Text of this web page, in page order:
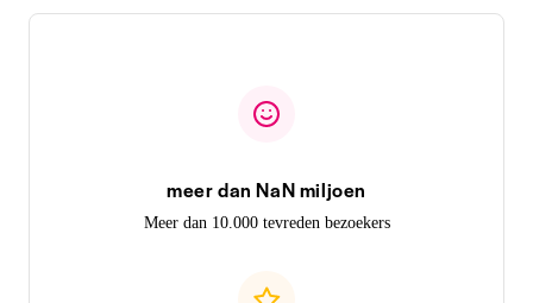
meer dan NaN miljoen
Meer dan 10.000 tevreden bezoekers